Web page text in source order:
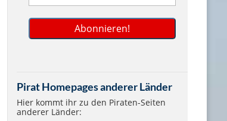
Pirat Homepages anderer Länder
Hier kommt ihr zu den Piraten-Seiten
anderer Länder: